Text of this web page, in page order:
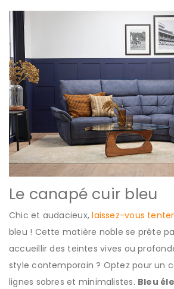
Le canapé cuir bleu
Chic et audacieux,laissez-vous
bleu ! Cette matière noble se prête
accueillir des teintes vives ou
style contemporain ? Optez pour un
lignes sobres et minimalistes. Bleu